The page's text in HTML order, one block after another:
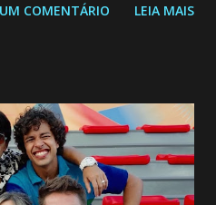
de 08/06/26 a 14/06/26
ser o tipo de
durante toda a vida. Camila
imagina como seria o
seduzi-lo. Manuel avisa a
COMENTÁRIO LEIA MAIS